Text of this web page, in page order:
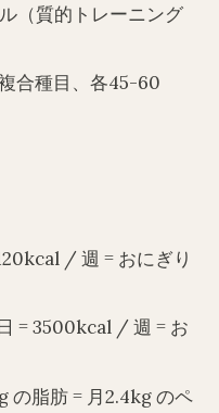
（質的トレーニング
合種目、各45-60
/ 週 = おにぎり
= 3500kcal / 週 = お
脂肪 = 月2.4kg のペ